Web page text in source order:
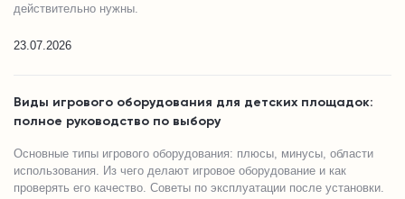
действительно нужны.
23.07.2026
Виды игрового оборудования для детских площадок:
полное руководство по выбору
Основные типы игрового оборудования: плюсы, минусы, области
использования. Из чего делают игровое оборудование и как
проверять его качество. Советы по эксплуатации после установки.